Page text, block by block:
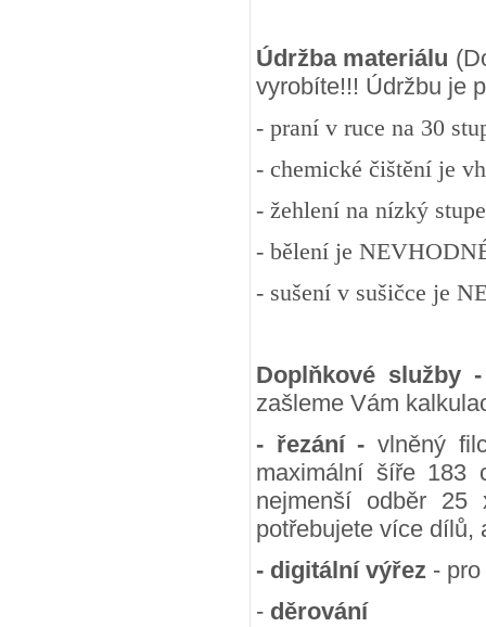
Údržba materiálu
vyrobíte!!! Údržbu je
- praní v ruce na 30
- chemické čištění je
- žehlení na nízký
- bělení je
- sušení v sušičce je
Doplňkové služby
zašleme Vám
- řezání - vlněný
maximální šíře 183
nejmenší odběr
potřebujete více dílů,
- digitální výřez -
- děrování